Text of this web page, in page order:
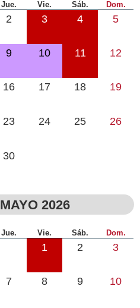
Jue. Vie. Sáb. Dom.
2 3 4 5
9 10 11 12
16 17 18 19
23 24 25 26
30
MAYO 2026
Jue. Vie. Sáb. Dom.
1 2 3
7 8 9 10